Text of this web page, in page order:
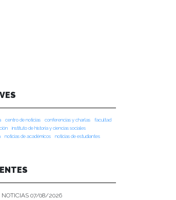
centro de noticias conferencias y charlas
facultad
instituto de historia y ciencias sociales
noticias de académicos
noticias de estudiantes
NOTICIAS 07/08/2026